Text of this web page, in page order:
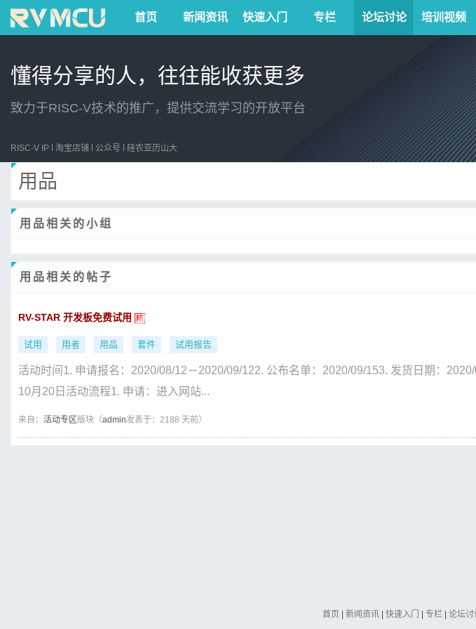
首页 新闻资讯 快速入门 专栏 论坛讨论 培训视频
懂得分享的人，往往能收获更多
致力于RISC-V技术的推广，提供交流学习的开放平台
RISC-V IP 淘宝店铺 公众号 硅农亚历山大
用品
用品相关的小组
用品相关的帖子
RV-STAR 开发板免费试用
试用 用者 用品 套件 试用报告
活动时间1. 申请报名：2020/08/12－2020/09/122. 公布名单：2020/09/153. 发货日期：
10月20日活动流程1. 申请：进入网站...
来自： 活动专区版块（admin发表于：2188 天前）
首页 新闻资讯 快速入门 专栏 论坛讨